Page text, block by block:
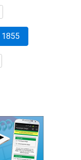
1855